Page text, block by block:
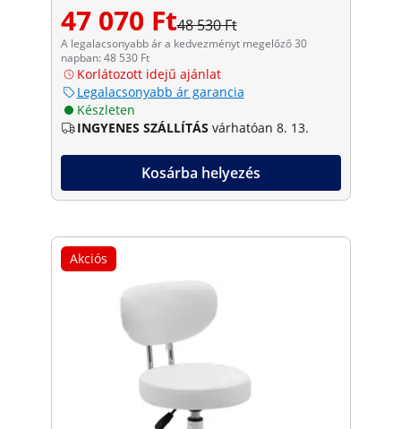
47 070 Ft48 530 Ft
A legalacsonyabb ár a kedvezményt megelőző 30
napban: 48 530 Ft
Korlátozott idejű ajánlat
Legalacsonyabb ár garancia
Készleten
INGYENES SZÁLLÍTÁS várhatóan 8. 13.
Kosárba helyezés
Akciós